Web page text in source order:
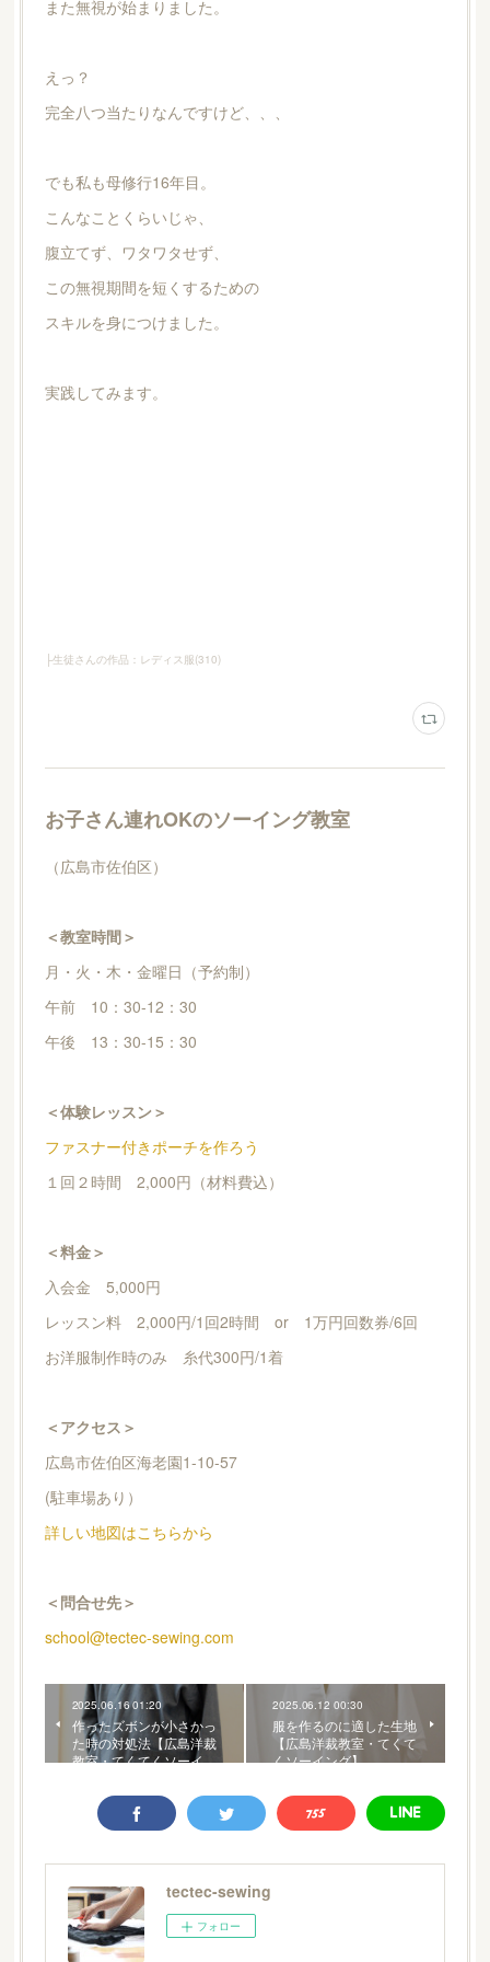
また無視が始まりました。
えっ？
完全八つ当たりなんですけど、、、
でも私も母修行16年目。
こんなことくらいじゃ、
腹立てず、ワタワタせず、
この無視期間を短くするための
スキルを身につけました。
実践してみます。
├生徒さんの作品：レディス服(310)
お子さん連れOKのソーイング教室
（広島市佐伯区）
＜教室時間＞
月・火・木・金曜日（予約制）
午前 10：30-12：30
午後 13：30-15：30
＜体験レッスン＞
ファスナー付きポーチを作ろう
１回２時間 2,000円（材料費込）
＜料金＞
入会金 5,000円
レッスン料 2,000円/1回2時間 or 1万円回数券/6回
お洋服制作時のみ 糸代300円/1着
＜アクセス＞
広島市佐伯区海老園1-10-57
(駐車場あり）
詳しい地図はこちらから
＜問合せ先＞
school@tectec-sewing.com
2025.06.16 01:20
作ったズボンが小さかっ
た時の対処法【広島洋裁
教室・てくてくソーイ…
2025.06.12 00:30
服を作るのに適した生地
【広島洋裁教室・てくて
くソーイング】
tectec-sewing
フォロー